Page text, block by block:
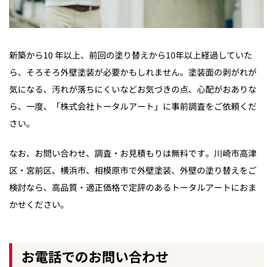
新築から10 年以上、前回の塗り替えから10年以上経過していた
ら、そろそろ外壁塗装が必要かもしれません。塗装面の剥がれが
気になる、汚れが落ちにくいなどお気づきの点、心配がおありな
ら、一度、「株式会社トータルアート」に事前調査をご依頼くだ
さい。
なお、お問い合わせ、調査・お見積もりは無料です。川崎市高津
区・宮前区、横浜市、相模原市で外壁塗装、外壁の塗り替えをご
検討なら、高品質・適正価格で定評のあるトータルアートにおま
かせください。
お電話でのお問い合わせ